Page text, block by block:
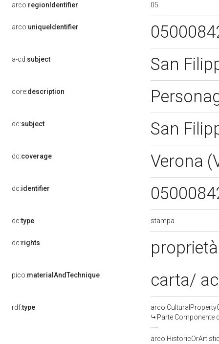
arco:regionIdentifier 05
arco:uniqueIdentifier
a-cd:subject San
core:description
dc:subject San
dc:coverage Verona
dc:identifier
dc:type stampa
dc:rights
pico:materialAndTechnique carta/
rdf:type
Parte Componente